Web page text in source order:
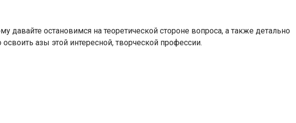
остановимся на теоретической стороне вопроса, а также детально
азы этой интересной, творческой профессии.